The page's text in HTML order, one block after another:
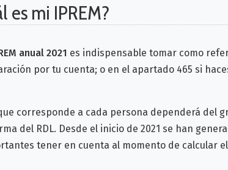
es mi IPREM?
anual 2021 es indispensable tomar como
por tu cuenta; o en el apartado 465 si
corresponde a cada persona dependerá del
del RDL. Desde el inicio de 2021 se han
tener en cuenta al momento de calcular